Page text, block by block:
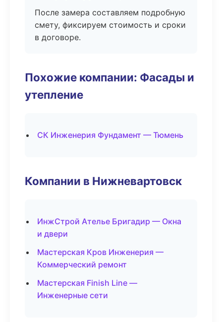
После замера составляем подробную
смету, фиксируем стоимость и сроки
в договоре.
Похожие компании: Фасады и
утепление
СК Инженерия Фундамент — Тюмень
Компании в Нижневартовск
ИнжСтрой Ателье Бригадир — Окна
и двери
Мастерская Кров Инженерия —
Коммерческий ремонт
Мастерская Finish Line —
Инженерные сети